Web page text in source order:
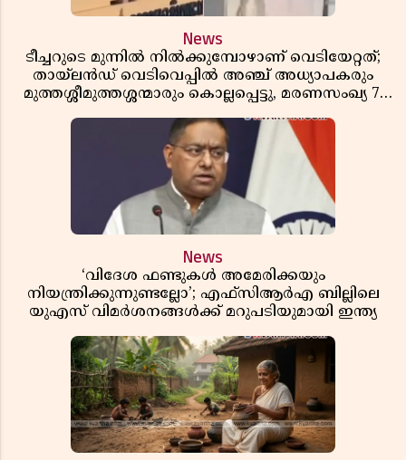
News
ടീച്ചറുടെ മുന്നിൽ നിൽക്കുമ്പോഴാണ് വെടിയേറ്റത്;
തായ്‌ലൻഡ് വെടിവെപ്പിൽ അഞ്ച് അധ്യാപകരും
മുത്തശ്ശീമുത്തശ്ശന്മാരും കൊല്ലപ്പെട്ടു, മരണസംഖ്യ 7;
News
‘വിദേശ ഫണ്ടുകൾ അമേരിക്കയും
നിയന്ത്രിക്കുന്നുണ്ടല്ലോ’; എഫ്സിആർഎ ബില്ലിലെ
യുഎസ് വിമർശനങ്ങൾക്ക് മറുപടിയുമായി ഇന്ത്യ